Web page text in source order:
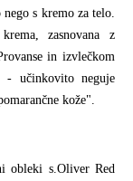
s kremo za telo.
zasnovana z
in izvlečkom
- učinkovito neguje
kože".
obleki s.Oliver Red